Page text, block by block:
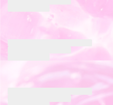
バブリス シリコーン ハイドロゲル／
シリコン（Babris silicone hydrogel）
ワンデー
1箱10枚入り
着色 13.8mm
BC 8.7mm
￥1,760
(税込)